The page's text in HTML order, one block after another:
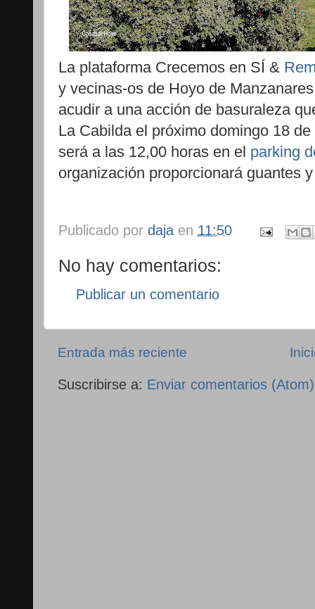
La plataforma Crecemos en SÍ &
y vecinas-os de Hoyo de
acudir a una acción de basuraleza
La Cabilda el próximo domingo 18
será a las 12,00 horas en el parking
organización proporcionará guantes
Publicado por daja en 11:50
No hay comentarios:
Publicar un comentario
Entrada más reciente
Suscribirse a: Enviar comentarios (Atom)